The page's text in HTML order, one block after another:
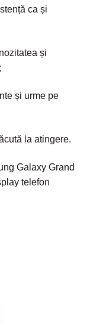
ca și
și
și urme pe
la atingere.
Galaxy Grand
telefon